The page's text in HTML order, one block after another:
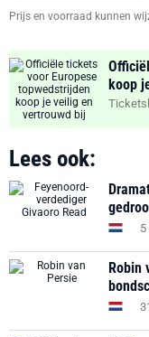
Prijs en voorraad kunnen
koop
Lees ook:
5
Robin